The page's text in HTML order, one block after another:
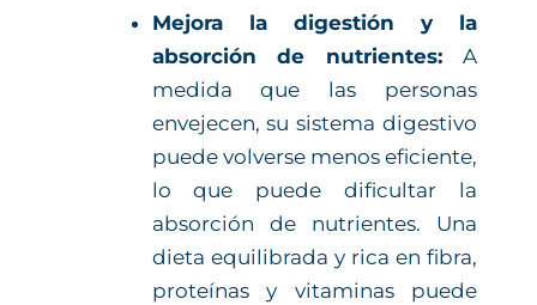
Mejora la digestión y la
absorción de nutrientes: A
medida que las personas
envejecen, su sistema digestivo
puede volverse menos eficiente,
lo que puede dificultar la
absorción de nutrientes. Una
dieta equilibrada y rica en fibra,
proteínas y vitaminas puede